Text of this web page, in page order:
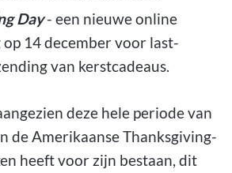
Day- een nieuwe online
14 december voor last-
van kerstcadeaus.
deze hele periode van
de Amerikaanse Thanksgiving-
heeft voor zijn bestaan, dit